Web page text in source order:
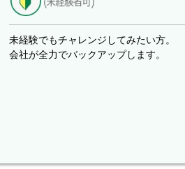
未経験でもチャレンジしてみたい方。
会社が全力でバックアップします。